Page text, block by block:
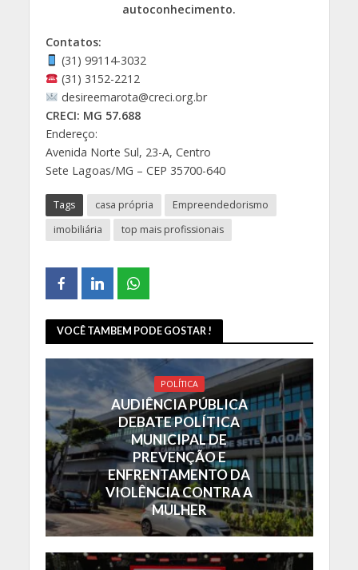
autoconhecimento.
Contatos:
(31) 99114-3032
(31) 3152-2212
desireemarota@creci.org.br
CRECI: MG 57.688
Endereço:
Avenida Norte Sul, 23-A, Centro
Sete Lagoas/MG – CEP 35700-640
Tags casa própria
Empreendedorismo
imobiliária
top mais profissionais
VOCÊ TAMBEM PODE GOSTAR !
POLÍTICA
AUDIÊNCIA PÚBLICA
DEBATE POLÍTICA
MUNICIPAL DE
PREVENÇÃO E
ENFRENTAMENTO DA
VIOLÊNCIA CONTRA A
MULHER